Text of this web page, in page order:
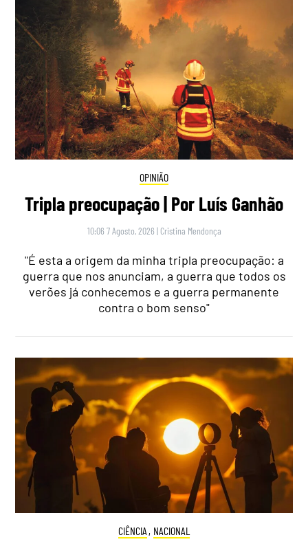
OPINIÃO
Tripla preocupação | Por Luís Ganhão
10:06 7 Agosto, 2026 | Cristina Mendonça
"É esta a origem da minha tripla preocupação: a
guerra que nos anunciam, a guerra que todos os
verões já conhecemos e a guerra permanente
contra o bom senso"
CIÊNCIA , NACIONAL